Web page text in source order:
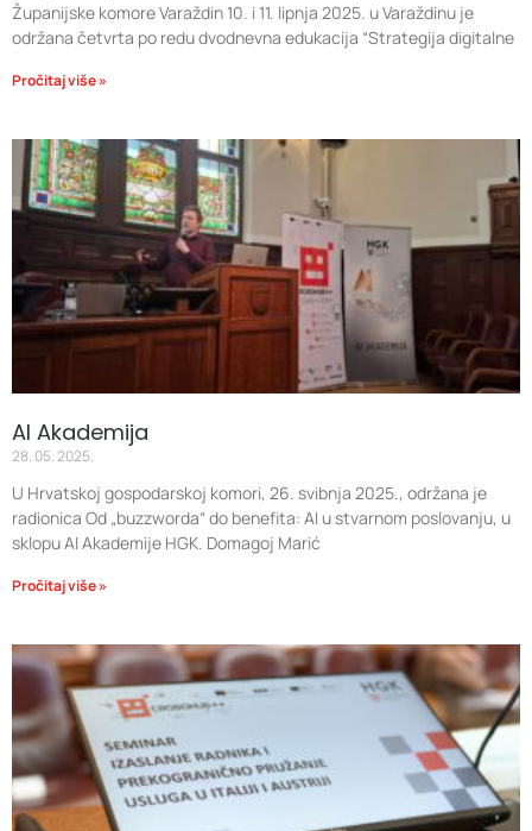
Županijske komore Varaždin 10. i 11. lipnja 2025. u Varaždinu je
održana četvrta po redu dvodnevna edukacija “Strategija digitalne
Pročitaj više »
AI Akademija
28. 05. 2025.
U Hrvatskoj gospodarskoj komori, 26. svibnja 2025., održana je
radionica Od „buzzworda“ do benefita: AI u stvarnom poslovanju, u
sklopu AI Akademije HGK. Domagoj Marić
Pročitaj više »